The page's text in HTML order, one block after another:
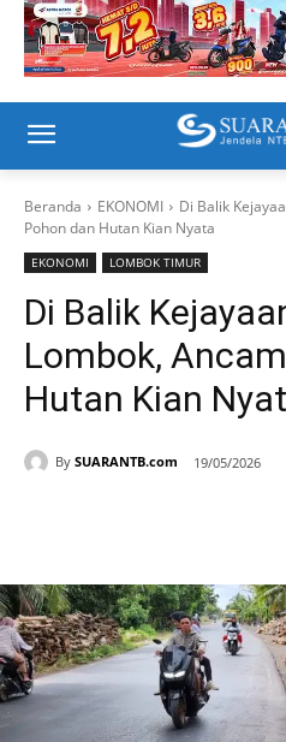
Beranda EKONOMI
Di Balik
Pohon dan Hutan Kian Nyata
EKONOMI LOMBOK TIMUR
Di Balik
Lombok,
Hutan Kian
By SUARANTB.com 19/05/2026